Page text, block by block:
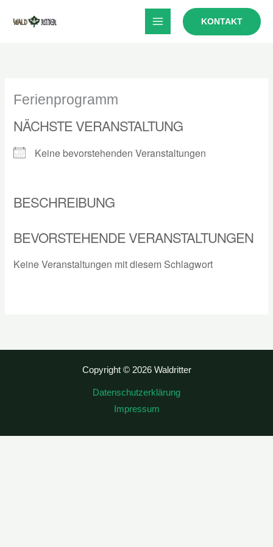
Inhalt
KONTAKT
Ferienprogramm
NÄCHSTE VERANSTALTUNG
Keine bevorstehenden Veranstaltungen
BESCHREIBUNG
BEVORSTEHENDE VERANSTALTUNGEN
Keine Veranstaltungen mit diesem Schlagwort
Copyright © 2026 Waldritter
Datenschutzerklärung
Impressum